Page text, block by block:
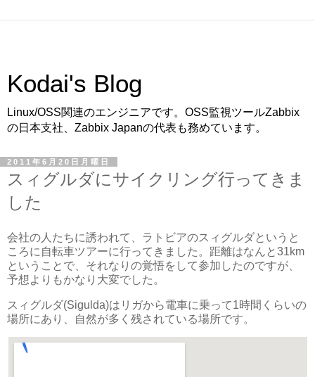
Kodai's Blog
Linux/OSS関連のエンジニアです。OSS監視ツールZabbix
の日本支社、Zabbix Japanの代表も務めています。
2011年6月20日月曜日
スィグルダにサイクリング行ってきま
した
会社の人たちに誘われて、ラトビアのスィグルダというと
ころに自転車ツアーに行ってきました。距離はなんと31km
ということで、それなりの覚悟をして参加したのですが、
予想よりもかなり大変でした。
スィグルダ(Sigulda)はリガから電車に乗って1時間くらいの
場所にあり、自然が多く残されている場所です。